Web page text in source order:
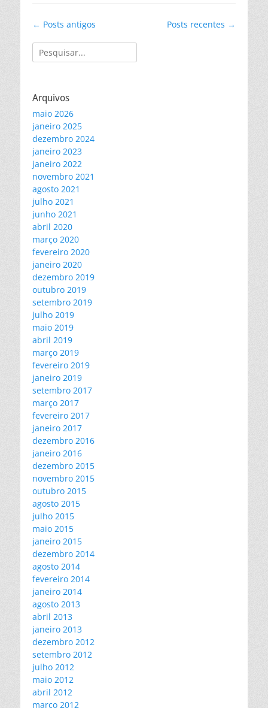
Navegação
posts
← Posts antigos Posts recentes →
Pesquisar
por:
Arquivos
maio 2026
janeiro 2025
dezembro 2024
janeiro 2023
janeiro 2022
novembro 2021
agosto 2021
julho 2021
junho 2021
abril 2020
março 2020
fevereiro 2020
janeiro 2020
dezembro 2019
outubro 2019
setembro 2019
julho 2019
maio 2019
abril 2019
março 2019
fevereiro 2019
janeiro 2019
setembro 2017
março 2017
fevereiro 2017
janeiro 2017
dezembro 2016
janeiro 2016
dezembro 2015
novembro 2015
outubro 2015
agosto 2015
julho 2015
maio 2015
janeiro 2015
dezembro 2014
agosto 2014
fevereiro 2014
janeiro 2014
agosto 2013
abril 2013
janeiro 2013
dezembro 2012
setembro 2012
julho 2012
maio 2012
abril 2012
março 2012